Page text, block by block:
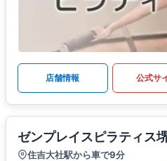
店舗情報 公式サ
ゼンプレイスピラティス
住吉大社駅から車で9分